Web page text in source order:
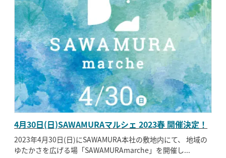
4月30日(日)SAWAMURAマルシェ 2023春 開催決定！
2023年4月30日(日)にSAWAMURA本社の敷地内にて、 地域の
ゆたかさを広げる場「SAWAMURAmarche」を開催し...